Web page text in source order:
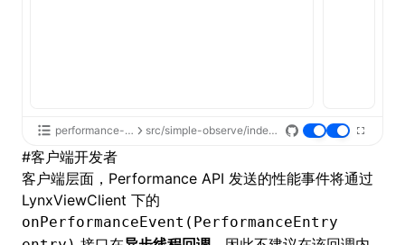
performance-api src/simple-observe/index.tsx
#客户端开发者
客户端层面，Performance API 发送的性能事件将通过
LynxViewClient 下的
onPerformanceEvent(PerformanceEntry